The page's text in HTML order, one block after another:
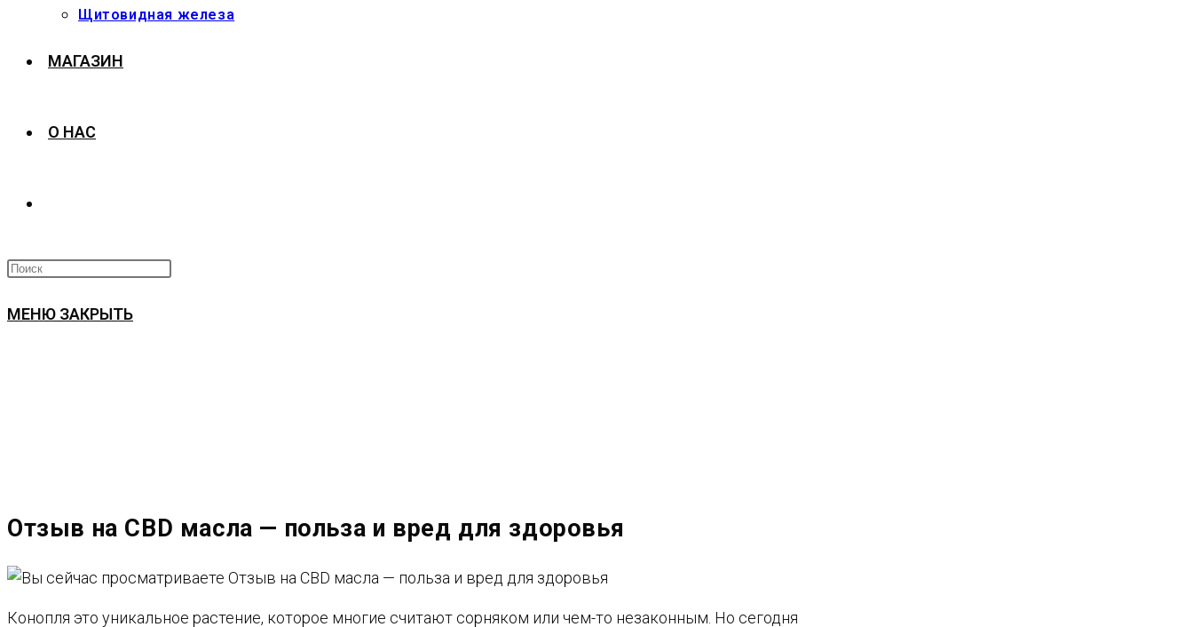
Щитовидная железа
МАГАЗИН
О НАС
ПОИСК
МЕНЮ ЗАКРЫТЬ
Отзыв на CBD масла — польза и вред для здоровья
Конопля это уникальное растение, которое многие считают сорняком или чем-то незаконным. Но сегодня